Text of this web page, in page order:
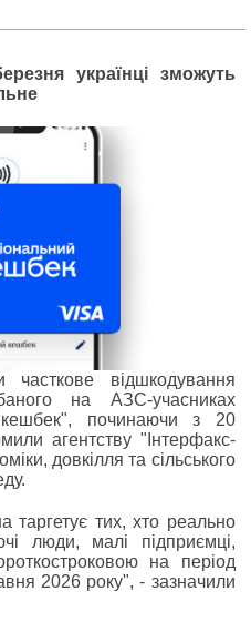
українці зможуть
часткове відшкодування
на АЗС-учасниках
кешбек", починаючи з 20
агентству "Інтерфакс-
довкілля та сільського
тих, хто реально
люди, малі підприємці,
на період
2026 року", - зазначили